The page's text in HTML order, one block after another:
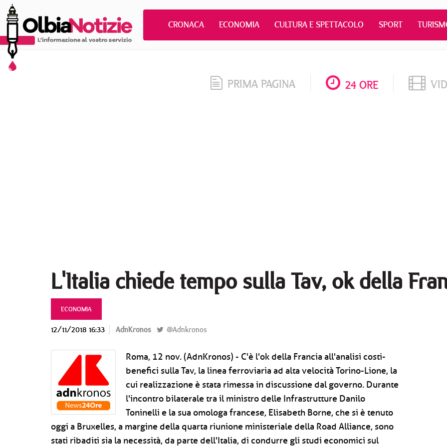
CRONACA ECONOMIA CULTURA E SPETTACOLO SPORT
PRIMA PAGINA 24 ORE
L'Italia chiede tempo sulla Tav, ok della
ECONOMIA
12/11/2018 16:33 AdnKronos @Adnkronos
Roma, 12 nov. (AdnKronos) - C'è l'ok della Francia all'analisi costi-
benefici sulla Tav, la linea ferroviaria ad alta velocità Torino-Lione, la
cui realizzazione è stata rimessa in discussione dal governo. Durante
l'incontro bilaterale tra il ministro delle Infrastrutture Danilo
Toninelli e la sua omologa francese, Elisabeth Borne, che si è tenuto
oggi a Bruxelles, a margine della quarta riunione ministeriale della Road Alliance, sono
stati ribaditi sia la necessità, da parte dell'Italia, di condurre gli studi economici sul